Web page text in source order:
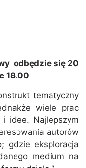
odbędzie się 20
18.00
tematyczny
wiele prac
idee. Najlepszym
autorów
gdzie eksploracja
medium na